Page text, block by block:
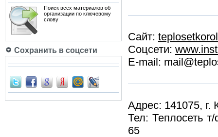
Поиск всех материалов об
организации по ключевому
слову
Сохранить в соцсети
Сайт:
Соцсети:
E-mail:
Адрес: 141075, г.
Тел: Теплосеть
65